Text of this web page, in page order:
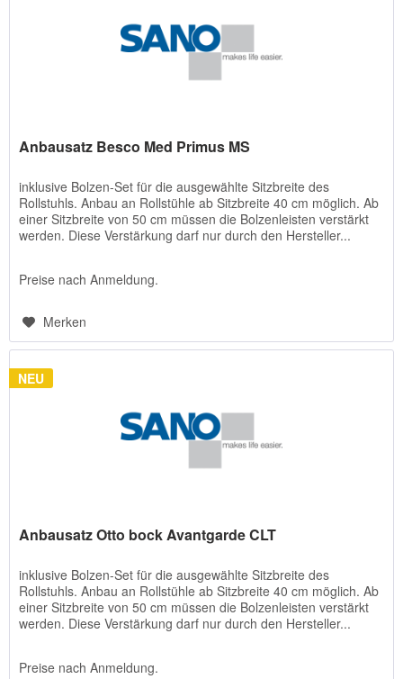
Anbausatz Besco Med Primus MS
inklusive Bolzen-Set für die ausgewählte Sitzbreite des
Rollstuhls. Anbau an Rollstühle ab Sitzbreite 40 cm möglich. Ab
einer Sitzbreite von 50 cm müssen die Bolzenleisten verstärkt
werden. Diese Verstärkung darf nur durch den Hersteller...
Preise nach Anmeldung.
Merken
NEU
Anbausatz Otto bock Avantgarde CLT
inklusive Bolzen-Set für die ausgewählte Sitzbreite des
Rollstuhls. Anbau an Rollstühle ab Sitzbreite 40 cm möglich. Ab
einer Sitzbreite von 50 cm müssen die Bolzenleisten verstärkt
werden. Diese Verstärkung darf nur durch den Hersteller...
Preise nach Anmeldung.